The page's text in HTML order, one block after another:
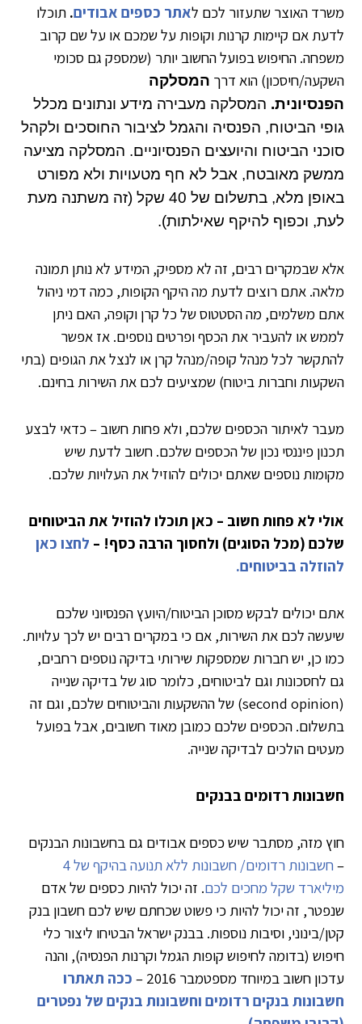
משרד האוצר שתעזור לכם לאתר כספים אבודים.תוכלו
לדעת אם קיימות קרנות וקופות על שמכם או על שם קרוב
משפחה. החיפוש בפועל החשוב יותר (שמספק גם סכומי
השקעה/חיסכון) הוא דרך המסלקה
הפנסיונית. המסלקה מעבירה מידע ונתונים מכלל
גופי הביטוח, הפנסיה והגמל לציבור החוסכים ולקהל
סוכני הביטוח והיועצים הפנסיוניים. המסלקה מציעה
ממשק מאובטח, אבל לא חף מטעויות ולא מפורט
באופן מלא, בתשלום של 40 שקל (זה משתנה מעת
לעת, וכפוף להיקף שאילתות).
אלא שבמקרים רבים, זה לא מספיק, המידע לא נותן תמונה
מלאה. אתם רוצים לדעת מה היקף הקופות, כמה דמי ניהול
אתם משלמים, מה הסטטוס של כל קרן וקופה, האם ניתן
לממש או להעביר את הכסף ופרטים נוספים. אז אפשר
להתקשר לכל מנהל קופה/מנהל קרן או לנצל את הגופים (בתי
השקעות וחברות ביטוח) שמציעים לכם את השירות בחינם.
מעבר לאיתור הכספים שלכם, ולא פחות חשוב – כדאי לבצע
תכנון פיננסי נכון של הכספים שלכם. חשוב לדעת שיש
מקומות נוספים שאתם יכולים להוזיל את העלויות שלכם.
אולי לא פחות חשוב – כאן תוכלו להוזיל את הביטוחים
שלכם (מכל הסוגים) ולחסוך הרבה כסף! – לחצו כאן
להוזלה בביטוחים.
אתם יכולים לבקש מסוכן הביטוח/היועץ הפנסיוני שלכם
שיעשה לכם את השירות, אם כי במקרים רבים יש לכך עלויות.
כמו כן, יש חברות שמספקות שירותי בדיקה נוספים רחבים,
גם לחסכונות וגם לביטוחים, כלומר סוג של בדיקה שנייה
(second opinion) של ההשקעות והביטוחים שלכם, וגם זה
בתשלום. הכספים שלכם כמובן מאוד חשובים, אבל בפועל
מעטים הולכים לבדיקה שנייה.
חשבונות רדומים בבנקים
חוץ מזה, מסתבר שיש כספים אבודים גם בחשבונות הבנקים
–
חשבונות רדומים/ חשבונות ללא תנועה בהיקף של 4
מיליארד שקל מחכים לכם. זה יכול להיות כספים של אדם
שנפטר, זה יכול להיות כי פשוט שכחתם שיש לכם חשבון בנק
קטן/בינוני, וסיבות נוספות. בבנק ישראל הבטיחו ליצור כלי
חיפוש (בדומה לחיפוש קופות הגמל וקרנות הפנסיה), והנה
עדכון חשוב במיוחד מספטמבר 2016 –
ככה תאתרו
חשבונות בנקים רדומים וחשבונות בנקים של נפטרים